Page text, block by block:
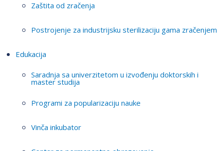
Zaštita od zračenja
Postrojenje za industrijsku sterilizaciju gama zračenjem
Edukacija
Saradnja sa univerzitetom u izvođenju doktorskih i
master studija
Programi za popularizaciju nauke
Vinča inkubator